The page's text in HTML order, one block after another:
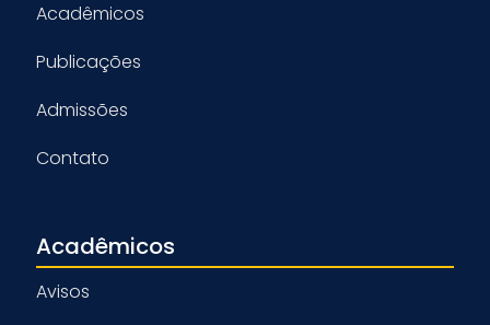
Acadêmicos
Publicações
Admissões
Contato
Acadêmicos
Avisos